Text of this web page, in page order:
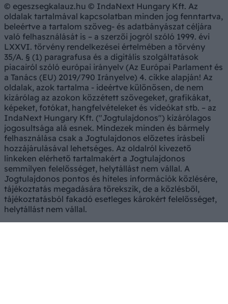
© egeszsegkalauz.hu © IndaNext Hungary Kft. Az
oldalak tartalmával kapcsolatban minden jog fenntartva,
beleértve a tartalom szöveg- és adatbányászat céljára
való felhasználását is – a szerzői jogról szóló 1999. évi
LXXVI. törvény rendelkezései értelmében a törvény
35/A. § (1) paragrafusa és a digitális szolgáltatások
piacairól szóló európai irányelv (Az Európai Parlament és
a Tanács (EU) 2019/790 Irányelve) 4. cikke alapján! Az
oldalak, azok tartalma - ideértve különösen, de nem
kizárólag az azokon közzétett szövegeket, grafikákat,
képeket, fotókat, hangfelvételeket és videókat stb. – az
IndaNext Hungary Kft. ("Jogtulajdonos") kizárólagos
jogosultsága alá esnek. Mindezek minden és bármely
felhasználása csak a Jogtulajdonos előzetes írásbeli
hozzájárulásával lehetséges. Az oldalról kivezető
linkeken elérhető tartalmakért a Jogtulajdonos
semmilyen felelősséget, helytállást nem vállal. A
Jogtulajdonos pontos és hiteles információk közlésére,
tájékoztatás megadására törekszik, de a közlésből,
tájékoztatásból fakadó esetleges károkért felelősséget,
helytállást nem vállal.